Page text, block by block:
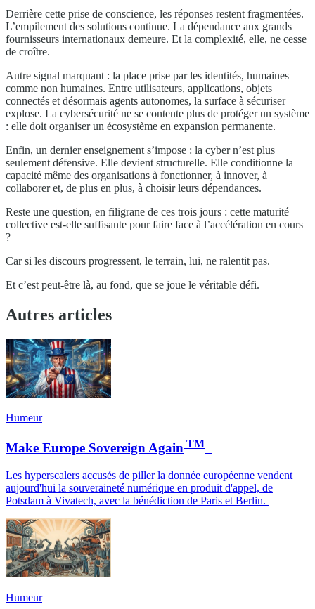
Derrière cette prise de conscience, les réponses restent fragmentées.
L’empilement des solutions continue. La dépendance aux grands
fournisseurs internationaux demeure. Et la complexité, elle, ne cesse
de croître.
Autre signal marquant : la place prise par les identités, humaines
comme non humaines. Entre utilisateurs, applications, objets
connectés et désormais agents autonomes, la surface à sécuriser
explose. La cybersécurité ne se contente plus de protéger un système
: elle doit organiser un écosystème en expansion permanente.
Enfin, un dernier enseignement s’impose : la cyber n’est plus
seulement défensive. Elle devient structurelle. Elle conditionne la
capacité même des organisations à fonctionner, à innover, à
collaborer et, de plus en plus, à choisir leurs dépendances.
Reste une question, en filigrane de ces trois jours : cette maturité
collective est-elle suffisante pour faire face à l’accélération en cours
?
Car si les discours progressent, le terrain, lui, ne ralentit pas.
Et c’est peut-être là, au fond, que se joue le véritable défi.
Autres articles
Humeur
Make Europe Sovereign Again TM
Les hyperscalers accusés de piller la donnée européenne vendent
aujourd'hui la souveraineté numérique en produit d'appel, de
Potsdam à Vivatech, avec la bénédiction de Paris et Berlin.
Humeur